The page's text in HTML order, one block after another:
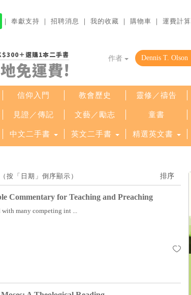
｜ 奉獻支持 ｜ 招聘消息 ｜ 我的收藏 ｜ 購物車 ｜ 運費計算
＋選購1本二手書
免運費!
作者
信仰入門 教會歷史 靈修／禱告
見證／傳記 文藝／勵志 童書
中文二手書 英文二手書 精選英文書
按「日期」倒序顯示）
Commentary for Teaching and Preaching
with many competing int ...